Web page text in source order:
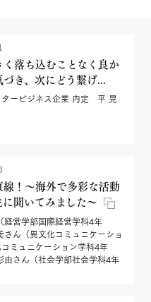
落ち込むことなく良か
き、次にどう繋げ...
タービジネス企業 内定 平 晃
！～海外で多彩な活動
聞いてみました～
経営学部国際経営学科4年
さん（異文化コミュニケーショ
ミュニケーション学科4年
由さん（社会学部社会学科4年